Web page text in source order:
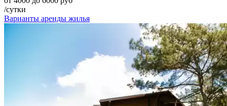
/сутки
Варианты аренды жилья